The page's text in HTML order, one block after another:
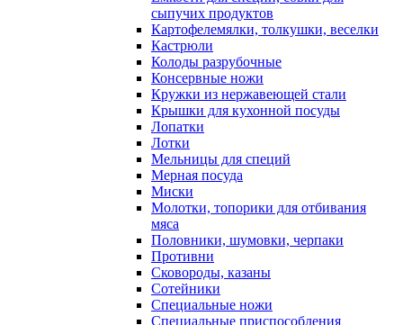
сыпучих продуктов
Картофелемялки, толкушки, веселки
Кастрюли
Колоды разрубочные
Консервные ножи
Кружки из нержавеющей стали
Крышки для кухонной посуды
Лопатки
Лотки
Мельницы для специй
Мерная посуда
Миски
Молотки, топорики для отбивания
мяса
Половники, шумовки, черпаки
Противни
Сковороды, казаны
Сотейники
Специальные ножи
Специальные приспособления